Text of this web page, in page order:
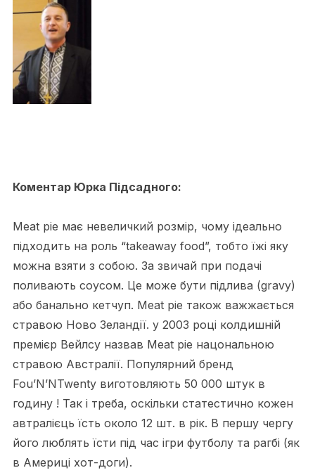
Коментар Юрка Підсадного:
Meat pie має невеличкий розмір, чому ідеально
підходить на роль “takeaway food”, тобто їжі яку
можна взяти з собою. За звичай при подачі
поливають соусом. Це може бути підлива (gravy)
або банально кетчуп. Meat pie також важжається
стравою Ново Зеландії. у 2003 році колдишній
премієр Вейлсу назвав Meat pie нацональною
стравою Австралії. Популярний бренд
Fou’N’NTwenty виготовляють 50 000 штук в
годину ! Так і треба, оскільки статестично кожен
автралієць їсть около 12 шт. в рік. В першу чергу
його люблять їсти під час ігри футболу та рагбі (як
в Америці хот-доги).